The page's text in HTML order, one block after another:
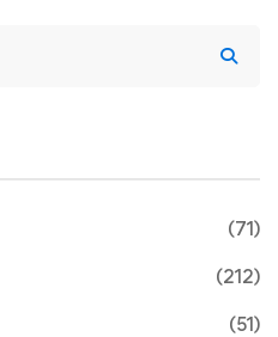
(71)
(212)
(51)